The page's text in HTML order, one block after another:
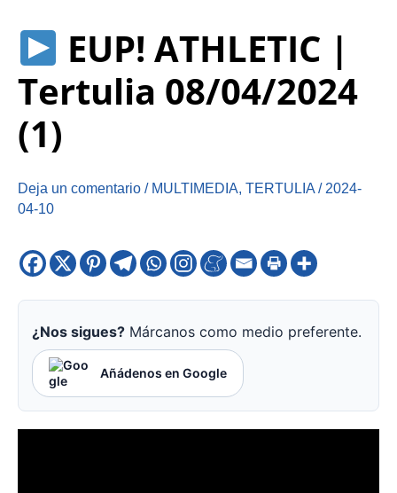
EUP! ATHLETIC |
Tertulia 08/04/2024
(1)
Deja un comentario / MULTIMEDIA, TERTULIA / 2024-
04-10
¿Nos sigues? Márcanos como medio preferente.
Añádenos en Google